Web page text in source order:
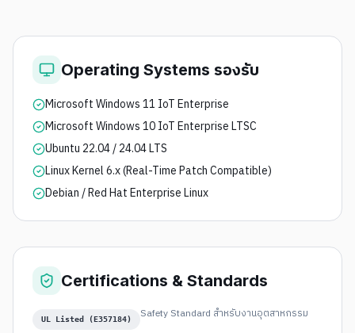
Operating Systems รองรับ
Microsoft Windows 11 IoT Enterprise
Microsoft Windows 10 IoT Enterprise LTSC
Ubuntu 22.04 / 24.04 LTS
Linux Kernel 6.x (Real-Time Patch Compatible)
Debian / Red Hat Enterprise Linux
Certifications & Standards
UL Listed (E357184) Safety Standard สำหรับงานอุตสาหกรรม